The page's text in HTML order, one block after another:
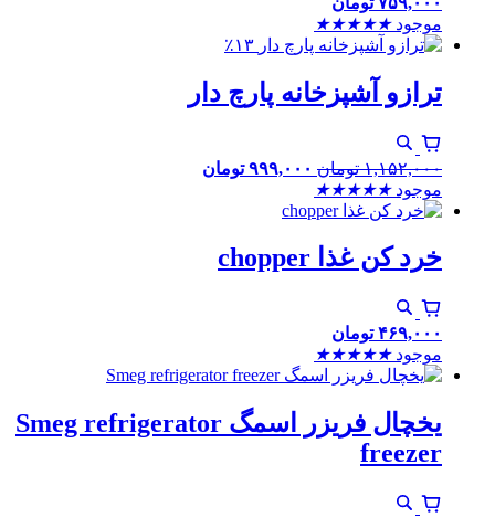
موجود ★
★
★
★
★
٪۱۳
ترازو آشپزخانه پارچ دار
۱,۱۵۲,۰۰۰ تومان ۹۹۹,۰۰۰ تومان
موجود ★
★
★
★
★
خرد کن غذا chopper
۴۶۹,۰۰۰ تومان
موجود ★
★
★
★
★
یخچال فریزر اسمگ Smeg refrigerator
freezer